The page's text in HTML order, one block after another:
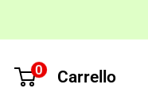
0 Carrello